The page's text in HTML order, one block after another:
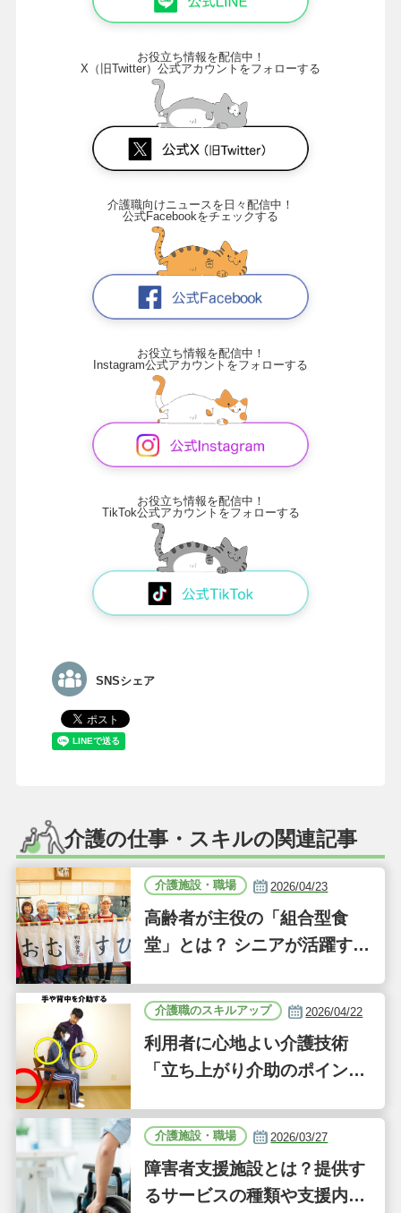
お役立ち情報を配信中！
X（旧Twitter）公式アカウントをフォローする
介護職向けニュースを日々配信中！
公式Facebookをチェックする
お役立ち情報を配信中！
Instagram公式アカウントをフォローする
お役立ち情報を配信中！
TikTok公式アカウントをフォローする
SNSシェア
介護の仕事・スキルの関連記事
介護施設・職場 2026/04/23
高齢者が主役の「組合型食
堂」とは？ シニアが活躍する
D」に注目｜気になるあの介
護施設
介護職のスキルアップ 2026/04/22
利用者に心地よい介護技術
「立ち上がり介助のポイン
（41）
介護施設・職場 2026/03/27
障害者支援施設とは？提供す
るサービスの種類や支援内容